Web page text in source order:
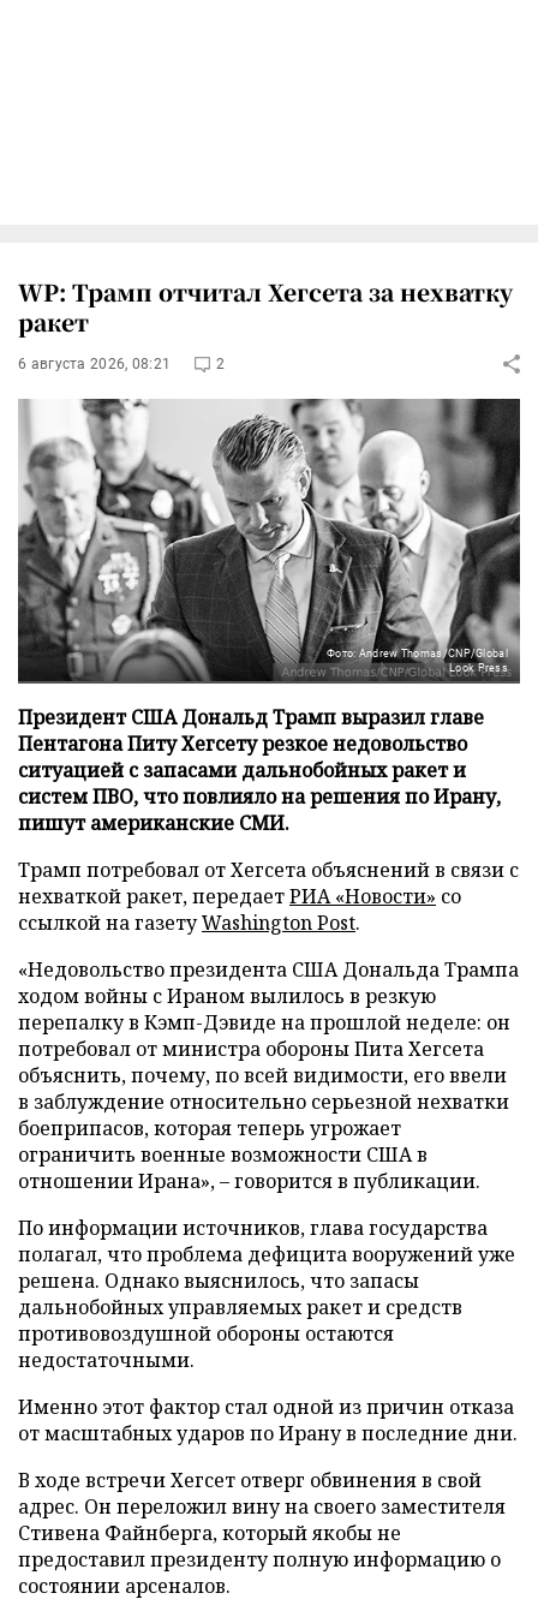
WP: Трамп отчитал Хегсета за нехватку
ракет
6 августа 2026, 08:21 2
Фото: Andrew Thomas/CNP/Global
Look Press
Президент США Дональд Трамп выразил главе
Пентагона Питу Хегсету резкое недовольство
ситуацией с запасами дальнобойных ракет и
систем ПВО, что повлияло на решения по Ирану,
пишут американские СМИ.
Трамп потребовал от Хегсета объяснений в связи с
нехваткой ракет, передаетРИА «Новости» со
ссылкой на газетуWashington Post.
«Недовольство президента США Дональда Трампа
ходом войны с Ираном вылилось в резкую
перепалку в Кэмп-Дэвиде на прошлой неделе: он
потребовал от министра обороны Пита Хегсета
объяснить, почему, по всей видимости, его ввели
в заблуждение относительно серьезной нехватки
боеприпасов, которая теперь угрожает
ограничить военные возможности США в
отношении Ирана», – говорится в публикации.
По информации источников, глава государства
полагал, что проблема дефицита вооружений уже
решена. Однако выяснилось, что запасы
дальнобойных управляемых ракет и средств
противовоздушной обороны остаются
недостаточными.
Именно этот фактор стал одной из причин отказа
от масштабных ударов по Ирану в последние дни.
В ходе встречи Хегсет отверг обвинения в свой
адрес. Он переложил вину на своего заместителя
Стивена Файнберга, который якобы не
предоставил президенту полную информацию о
состоянии арсеналов.